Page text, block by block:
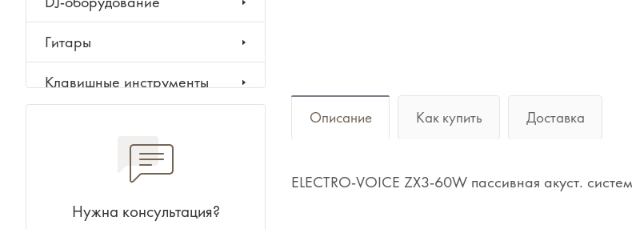
Описание Как купить Доставка
ELECTRO-VOICE ZX3-60W пассивная акуст.
Гитары
Клавишные инструменты
Духовые инструменты
Классические инструменты
Нужна консультация?